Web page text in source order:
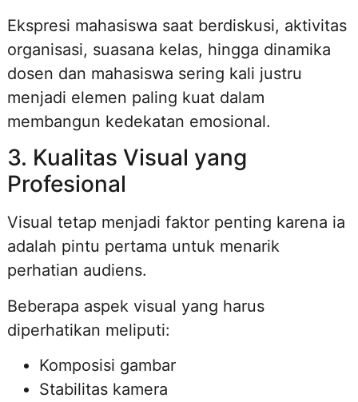
Ekspresi mahasiswa saat berdiskusi, aktivitas
organisasi, suasana kelas, hingga dinamika
dosen dan mahasiswa sering kali justru
menjadi elemen paling kuat dalam
membangun kedekatan emosional.
3. Kualitas Visual yang
Profesional
Visual tetap menjadi faktor penting karena ia
adalah pintu pertama untuk menarik
perhatian audiens.
Beberapa aspek visual yang harus
diperhatikan meliputi:
Komposisi gambar
Stabilitas kamera